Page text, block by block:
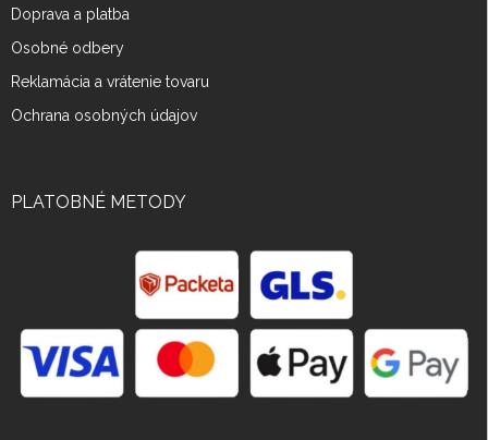
Doprava a platba
Osobné odbery
Reklamácia a vrátenie tovaru
Ochrana osobných údajov
PLATOBNÉ METODY